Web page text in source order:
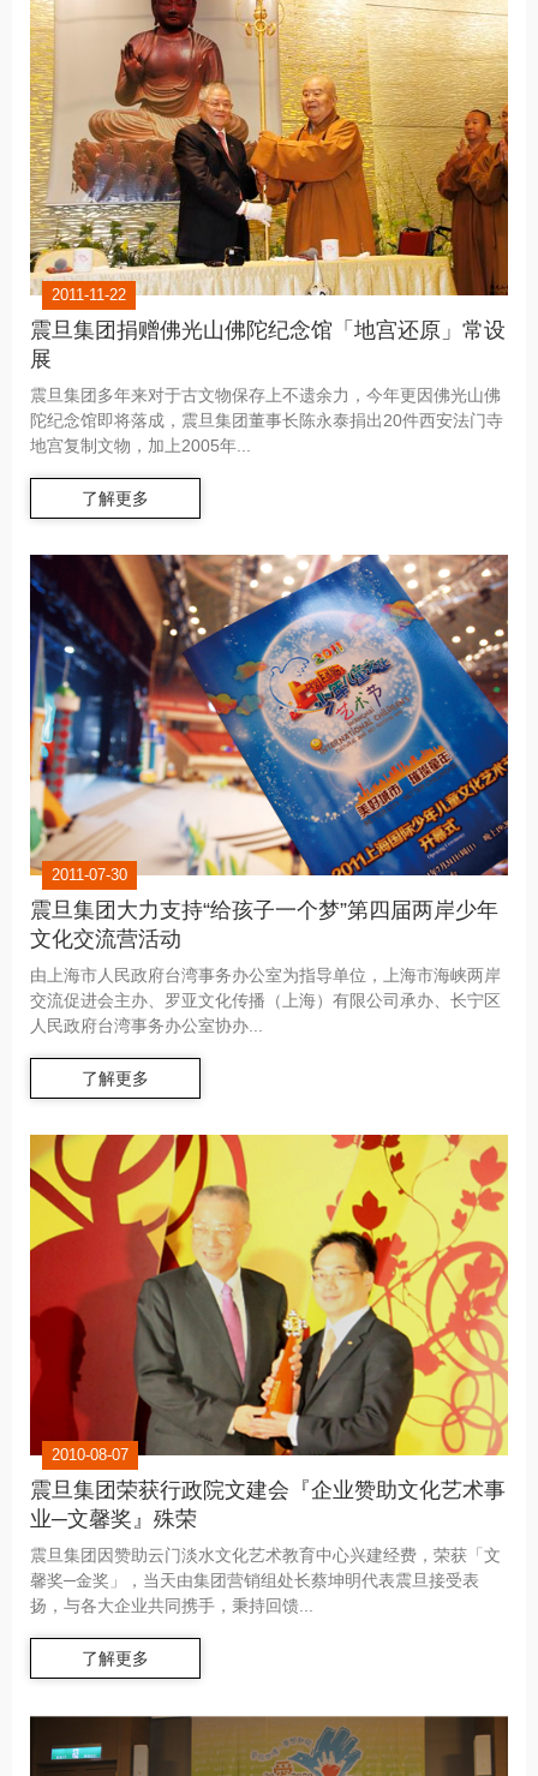
2011-11-22
震旦集团捐赠佛光山佛陀纪念馆「地宫还原」常设
展
震旦集团多年来对于古文物保存上不遗余力，今年更因佛光山佛
陀纪念馆即将落成，震旦集团董事长陈永泰捐出20件西安法门寺
地宫复制文物，加上2005年...
了解更多
2011-07-30
震旦集团大力支持“给孩子一个梦”第四届两岸少年
文化交流营活动
由上海市人民政府台湾事务办公室为指导单位，上海市海峡两岸
交流促进会主办、罗亚文化传播（上海）有限公司承办、长宁区
人民政府台湾事务办公室协办...
了解更多
2010-08-07
震旦集团荣获行政院文建会『企业赞助文化艺术事
业─文馨奖』殊荣
震旦集团因赞助云门淡水文化艺术教育中心兴建经费，荣获「文
馨奖─金奖」，当天由集团营销组处长蔡坤明代表震旦接受表
扬，与各大企业共同携手，秉持回馈...
了解更多